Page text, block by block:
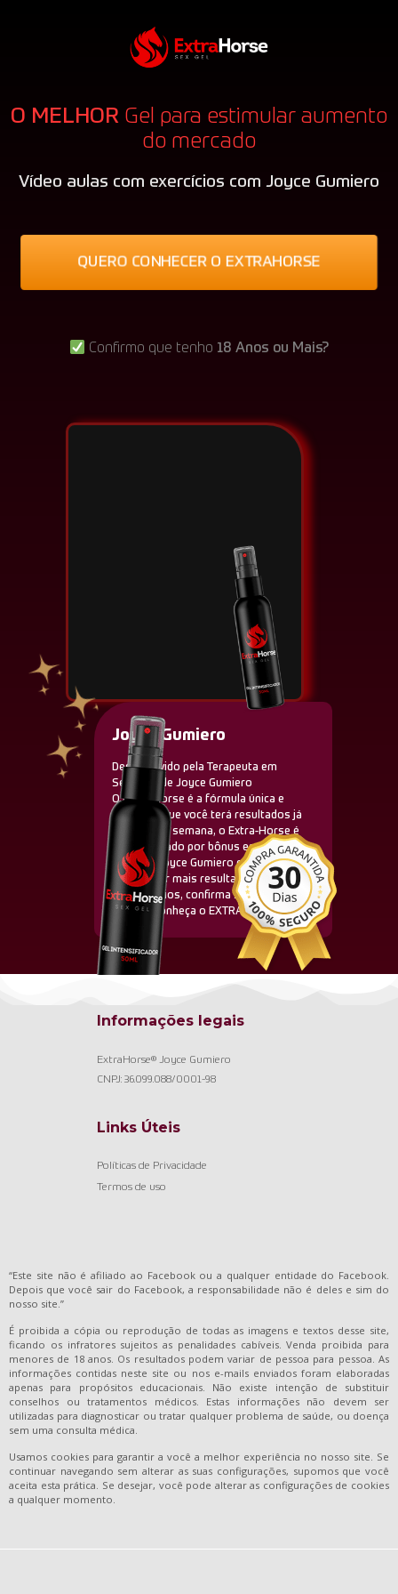
O MELHOR Gel para estimular aumento
do mercado
Vídeo aulas com exercícios com Joyce Gumiero
QUERO CONHECER O EXTRAHORSE
Confirmo que tenho 18 Anos ou Mais?
Joyce Gumiero
Desenvolvido pela Terapeuta em
Sexualidade Joyce Gumiero
O Extra-Horse é a fórmula única e
avançada que você terá resultados já
na primeira semana, o Extra-Horse é
acompanhado por bônus em vídeo-
aulas da Joyce Gumiero com exercícios
para trazer mais resultados rápidos e
satisfatórios, confirma sua idade
acima e conheça o EXTRAHORSE
Informações legais
ExtraHorse® Joyce Gumiero
CNPJ: 36.099.088/0001-98
Links Úteis
Políticas de Privacidade
Termos de uso
“Este site não é afiliado ao Facebook ou a qualquer entidade do Facebook.
Depois que você sair do Facebook, a responsabilidade não é deles e sim do
nosso site.”
É proibida a cópia ou reprodução de todas as imagens e textos desse site,
ficando os infratores sujeitos as penalidades cabíveis. Venda proibida para
menores de 18 anos. Os resultados podem variar de pessoa para pessoa. As
informações contidas neste site ou nos e-mails enviados foram elaboradas
apenas para propósitos educacionais. Não existe intenção de substituir
conselhos ou tratamentos médicos. Estas informações não devem ser
utilizadas para diagnosticar ou tratar qualquer problema de saúde, ou doença
sem uma consulta médica.
Usamos cookies para garantir a você a melhor experiência no nosso site. Se
continuar navegando sem alterar as suas configurações, supomos que você
aceita esta prática. Se desejar, você pode alterar as configurações de cookies
a qualquer momento.